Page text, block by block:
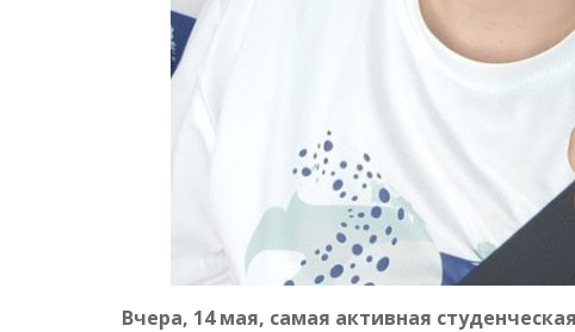
Вчера, 14 мая, самая активная